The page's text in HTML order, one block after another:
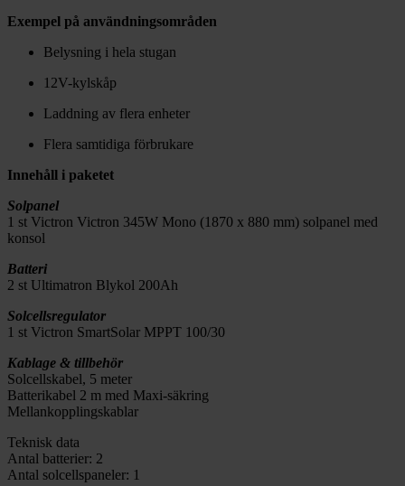
Exempel på användningsområden
Belysning i hela stugan
12V-kylskåp
Laddning av flera enheter
Flera samtidiga förbrukare
Innehåll i paketet
Solpanel
1 st Victron Victron 345W Mono (1870 x 880 mm) solpanel med
konsol
Batteri
2 st Ultimatron Blykol 200Ah
Solcellsregulator
1 st Victron SmartSolar MPPT 100/30
Kablage & tillbehör
Solcellskabel, 5 meter
Batterikabel 2 m med Maxi-säkring
Mellankopplingskablar
Teknisk data
Antal batterier: 2
Antal solcellspaneler: 1